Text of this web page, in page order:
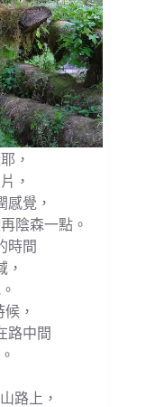
，
，
感覺，
陰森一點。
時間
，
，
路中間
路上，